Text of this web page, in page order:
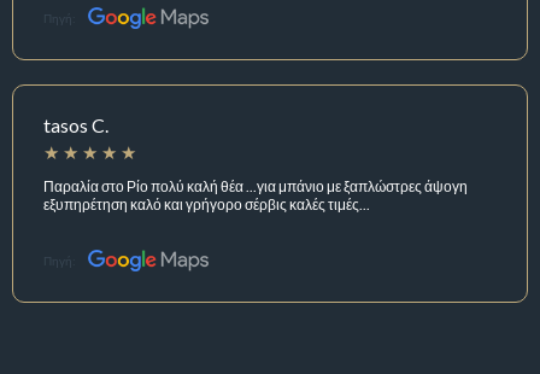
Πηγή:
tasos C.
Παραλία στο Ρίο πολύ καλή θέα ...για μπάνιο με ξαπλώστρες άψογη
εξυπηρέτηση καλό και γρήγορο σέρβις καλές τιμές...
Πηγή: